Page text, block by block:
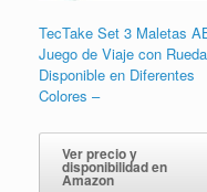
TecTake Set 3 Maletas
Juego de Viaje con
Disponible en Diferentes
Colores –
Ver precio y
disponibilidad en
Amazon